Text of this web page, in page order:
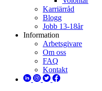
Karriärråd
Blogg
Jobb 13-18år
Information
Arbetsgivare
Om oss
FAQ
Kontakt